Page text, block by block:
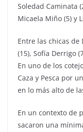
Soledad Caminata
Micaela Miño (5) y
Entre las chicas de
(15), Sofía Derrigo
En uno de los
Caza y Pesca por
en lo más alto de
En un contexto de
sacaron una